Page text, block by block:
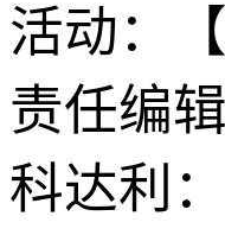
活动：【
责任编
科达利